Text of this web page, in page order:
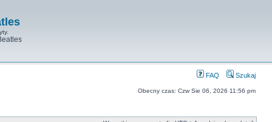
FAQ Szukaj
Obecny czas: Czw Sie 06, 2026 11:56 pm